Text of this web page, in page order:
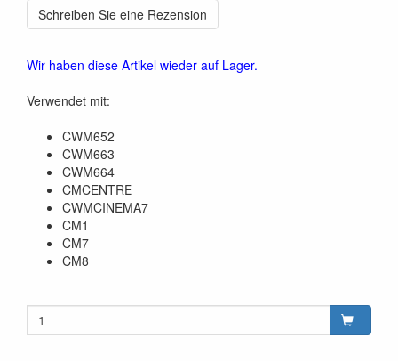
Schreiben Sie eine Rezension
Wir haben diese Artikel wieder auf Lager.
Verwendet mit:
CWM652
CWM663
CWM664
CMCENTRE
CWMCINEMA7
CM1
CM7
CM8